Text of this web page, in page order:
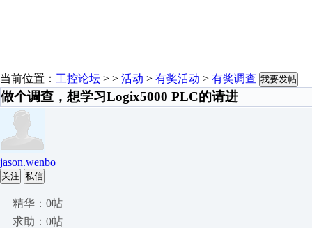
当前位置： 工控论坛 > > 活动 > 有奖活动 > 有奖调查 我要发帖
做个调查，想学习Logix5000 PLC的请进
jason.wenbo
关注 私信
精华：0帖
求助：0帖